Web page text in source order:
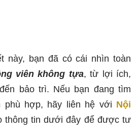
này, bạn đã có cái nhìn toàn
viên không tựa, từ lợi ích,
bảo trì. Nếu bạn đang tìm
phù hợp, hãy liên hệ với Nội
thông tin dưới đây để được tư